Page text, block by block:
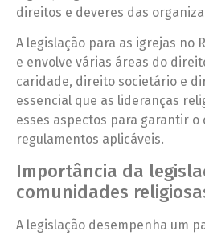
direitos e deveres das
A legislação para as igrejas no
e envolve várias áreas do
caridade, direito societário e
essencial que as lideranças
esses aspectos para garantir
regulamentos aplicáveis.
Importância da
comunidades
A legislação desempenha um